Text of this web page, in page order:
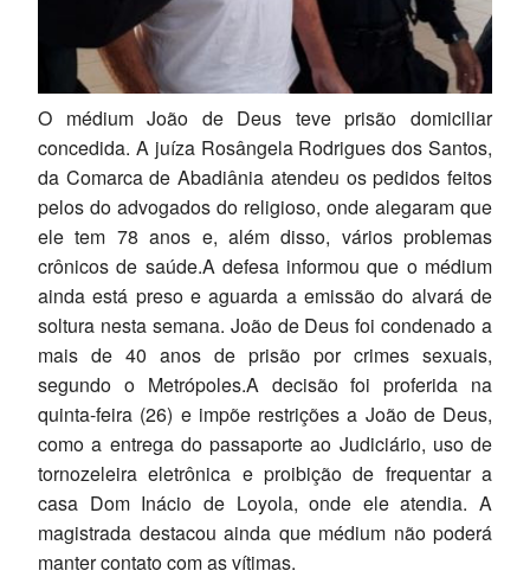
O médium João de Deus teve prisão domiciliar
concedida. A juíza Rosângela Rodrigues dos Santos,
da Comarca de Abadiânia atendeu os pedidos feitos
pelos do advogados do religioso, onde alegaram que
ele tem 78 anos e, além disso, vários problemas
crônicos de saúde.A defesa informou que o médium
ainda está preso e aguarda a emissão do alvará de
soltura nesta semana. João de Deus foi condenado a
mais de 40 anos de prisão por crimes sexuais,
segundo o Metrópoles.A decisão foi proferida na
quinta-feira (26) e impõe restrições a João de Deus,
como a entrega do passaporte ao Judiciário, uso de
tornozeleira eletrônica e proibição de frequentar a
casa Dom Inácio de Loyola, onde ele atendia. A
magistrada destacou ainda que médium não poderá
manter contato com as vítimas.